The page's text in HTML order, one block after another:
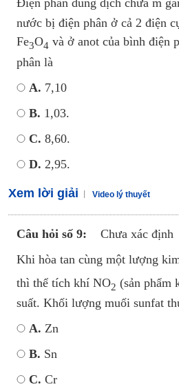
nước bị điện phân ở cả 2 điện
Fe3O4 và ở anot của bình điện
phân là
A. 7,10
B. 1,03.
C. 8,60.
D. 2,95.
Xem lời giải Video lý thuyết
Câu hỏi số 9:
Chưa xác định
Khi hòa tan cùng một lượng
thì thể tích khí NO2 (sản phẩm
suất. Khối lượng muối sunfat
A. Zn
B. Sn
C. Cr